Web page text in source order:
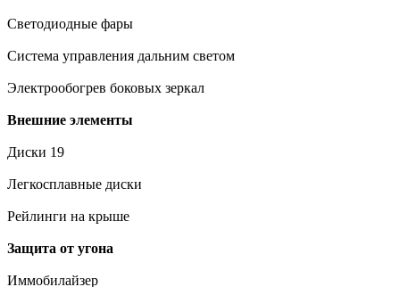
Светодиодные фары
Система управления дальним светом
Электрообогрев боковых зеркал
Внешние элементы
Диски 19
Легкосплавные диски
Рейлинги на крыше
Защита от угона
Иммобилайзер